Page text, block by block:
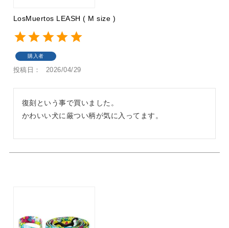
LosMuertos LEASH ( M size )
購入者
投稿日 2026/04/29
復刻という事で買いました。
かわいい犬に厳つい柄が気に入ってます。